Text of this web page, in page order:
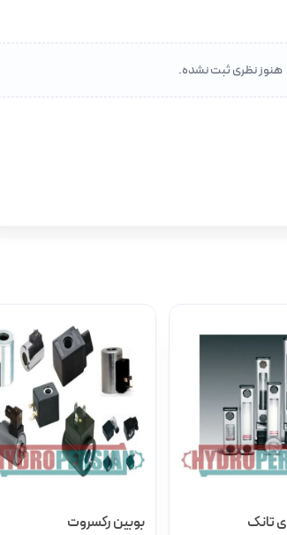
هنوز نظری ثبت نشده.
تانک بوبین رکسروت